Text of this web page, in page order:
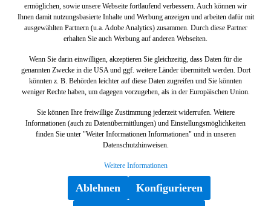
ermöglichen, sowie unsere Webseite fortlaufend verbessern. Auch können wir
Ihnen damit nutzungsbasierte Inhalte und Werbung anzeigen und arbeiten dafür mit
ausgewählten Partnern (u.a. Adobe Analytics) zusammen. Durch diese Partner
erhalten Sie auch Werbung auf anderen Webseiten.
Wenn Sie darin einwilligen, akzeptieren Sie gleichzeitig, dass Daten für die
genannten Zwecke in die USA und ggf. weitere Länder übermittelt werden. Dort
könnten z. B. Behörden leichter auf diese Daten zugreifen und Sie könnten
weniger Rechte haben, um dagegen vorzugehen, als in der Europäischen Union.
Sie können Ihre freiwillige Zustimmung jederzeit widerrufen. Weitere
Informationen (auch zu Datenübermittlungen) und Einstellungsmöglichkeiten
finden Sie unter "Weiter Informationen Informationen" und in unseren
Datenschutzhinweisen.
Weitere Informationen
Ablehnen Konfigurieren